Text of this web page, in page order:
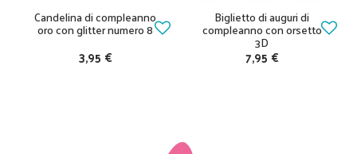
Candelina di compleanno
oro con glitter numero 8
3,95 €
Biglietto di auguri di
compleanno con orsetto
3D
7,95 €